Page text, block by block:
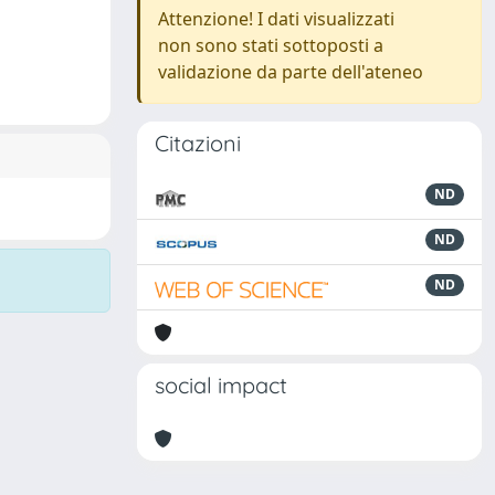
Attenzione! I dati visualizzati
non sono stati sottoposti a
validazione da parte dell'ateneo
Citazioni
ND
ND
ND
social impact